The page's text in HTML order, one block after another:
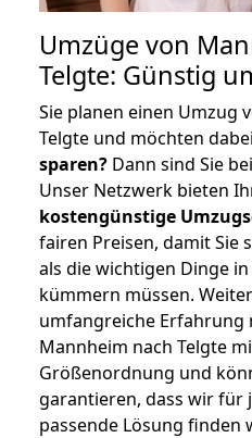
Umzüge von
Telgte: Günstig
Sie planen einen Umzug
Telgte und möchten
sparen? Dann sind Sie
Unser Netzwerk bieten
kostengünstige
fairen Preisen, damit Sie
als die wichtigen Dinge
kümmern müssen.
umfangreiche Erfahrung
Mannheim nach Telgte
Größenordnung und
garantieren, dass wir für
passende Lösung finden